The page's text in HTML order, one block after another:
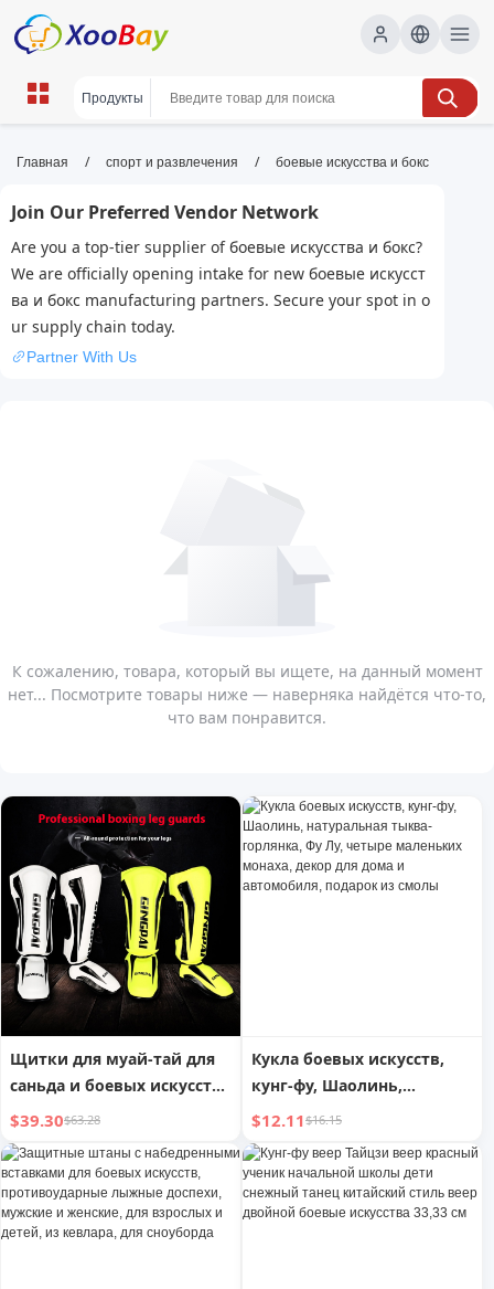
боевые искусства и бокс | XOOBAY
боевые искусства, бокс, тренировки, техника,
тактика, удары, wholesale боевые искусства и
бокс, XOOBAY
Изучение техник бокса и боевых искусств, советы по
тренировкам, экипировке и подготовке к соревнованиям.
Главная / спорт и развлечения / боевые искусства и бокс
Join Our Preferred Vendor Network
Are you a top-tier supplier of боевые искусства и бокс?
We are officially opening intake for new боевые искусст
ва и бокс manufacturing partners. Secure your spot in o
ur supply chain today.
Partner With Us
К сожалению, товара, который вы ищете, на данный момент
нет... Посмотрите товары ниже — наверняка найдётся что-то,
что вам понравится.
Щитки для муай-тай для
саньда и боевых искусств
с защитой подъема стопы
$39.30$63.28
Кукла боевых искусств,
кунг-фу, Шаолинь,
натуральная тыква-
горлянка, Фу Лу, четыре
маленьких монаха, декор
для дома и автомобиля,
подарок из смолы
$12.11$16.15